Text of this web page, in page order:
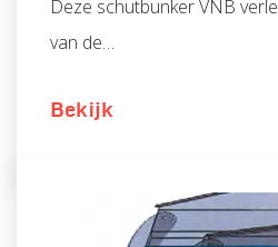
Deze schutbunker VNB
van de…
Bekijk